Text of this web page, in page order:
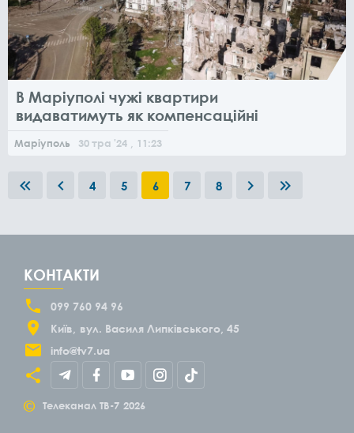
В Маріуполі чужі квартири
видаватимуть як компенсаційні
Маріуполь 30тра '24 , 11:23
4 5 6 7 8
КОНТАКТИ
099 760 94 96
Київ
вул. Василя Липківського, 45
info@tv7.ua
© Телеканал ТВ-7 2026